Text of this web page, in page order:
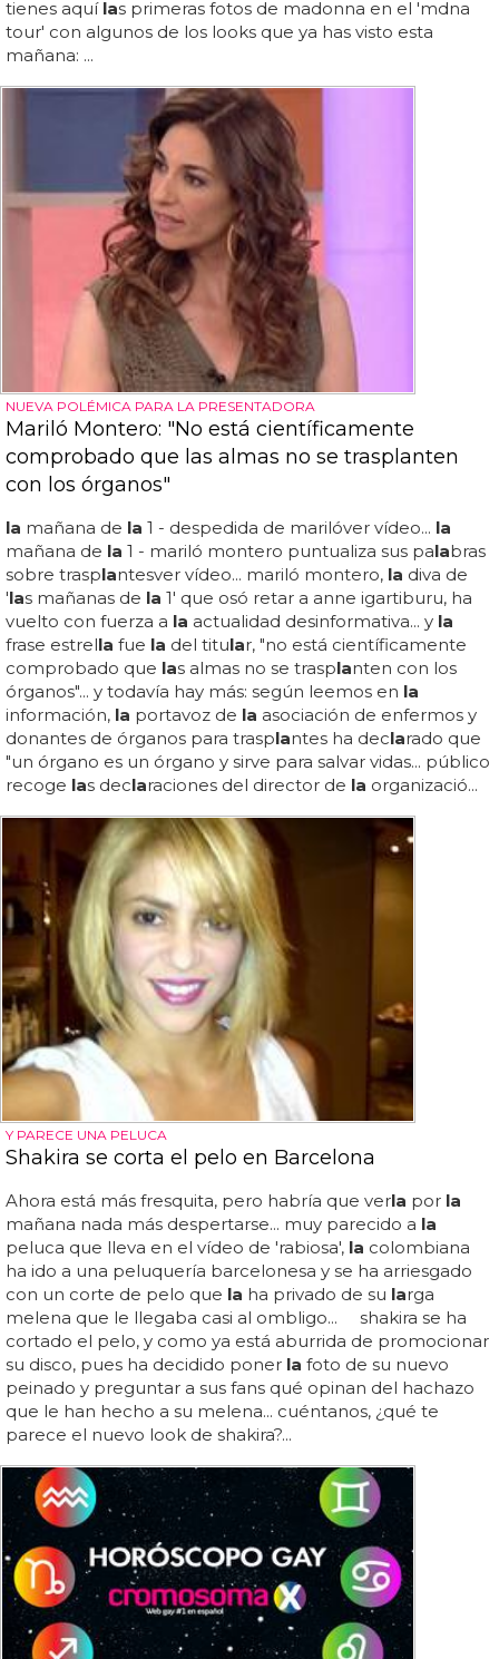
tienes aquí las primeras fotos de madonna en el 'mdna
tour' con algunos de los looks que ya has visto esta
mañana: ...
NUEVA POLÉMICA PARA LA PRESENTADORA
Mariló Montero: "No está científicamente
comprobado que las almas no se trasplanten
con los órganos"
la mañana de la 1 - despedida de marilóver vídeo... la
mañana de la 1 - mariló montero puntualiza sus palabras
sobre trasplantesver vídeo... mariló montero, la diva de
'las mañanas de la 1' que osó retar a anne igartiburu, ha
vuelto con fuerza a la actualidad desinformativa... y la
frase estrella fue la del titular, "no está científicamente
comprobado que las almas no se trasplanten con los
órganos"... y todavía hay más: según leemos en la
información, la portavoz de la asociación de enfermos y
donantes de órganos para trasplantes ha declarado que
"un órgano es un órgano y sirve para salvar vidas... público
recoge las declaraciones del director de la organizació...
Y PARECE UNA PELUCA
Shakira se corta el pelo en Barcelona
Ahora está más fresquita, pero habría que verla por la
mañana nada más despertarse... muy parecido a la
peluca que lleva en el vídeo de 'rabiosa', la colombiana
ha ido a una peluquería barcelonesa y se ha arriesgado
con un corte de pelo que la ha privado de su larga
melena que le llegaba casi al ombligo... shakira se ha
cortado el pelo, y como ya está aburrida de promocionar
su disco, pues ha decidido poner la foto de su nuevo
peinado y preguntar a sus fans qué opinan del hachazo
que le han hecho a su melena... cuéntanos, ¿qué te
parece el nuevo look de shakira?...